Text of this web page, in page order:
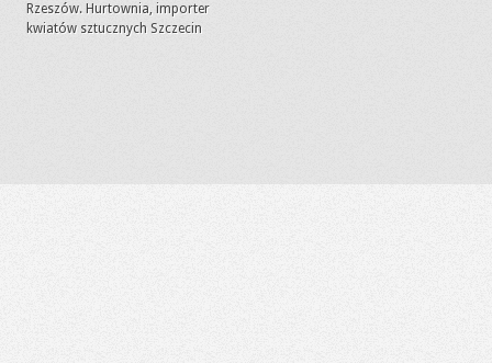
Rzeszów. Hurtownia, importer
kwiatów sztucznych Szczecin